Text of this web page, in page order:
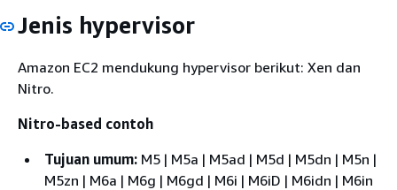
Jenis hypervisor
Amazon EC2 mendukung hypervisor berikut: Xen dan
Nitro.
Nitro-based contoh
Tujuan umum: M5 | M5a | M5ad | M5d | M5dn | M5n |
M5zn | M6a | M6g | M6gd | M6i | M6iD | M6idn | M6in